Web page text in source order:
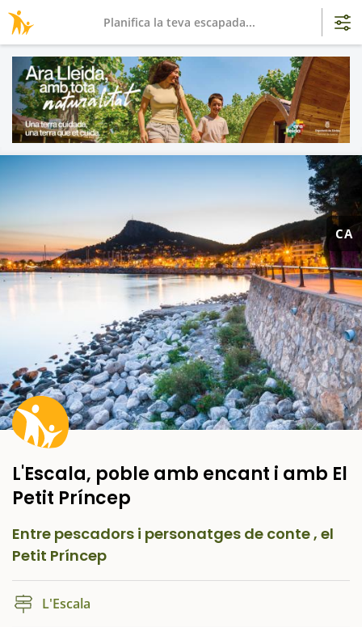
CA
L'Escala, poble amb encant i amb El
Petit Príncep
Entre pescadors i personatges de conte , el
Petit Príncep
L'Escala
Planifica la teva escapada...